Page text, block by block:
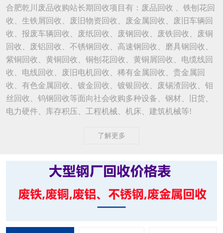
合肥乾川废品收购站长期回收项目有：废品回收 、铁刨花回
收、生铁屑回收、废旧物资回收、废金属回收、废旧车辆回
收、报废车辆回收、废纸回收、废钢回收、废铁回收、废铜
回收、废铝回收、不锈钢回收、高速钢回收、磨具钢回收、
紫铜回收、黄铜回收、铜刨花回收、黄铜屑回收、电缆线回
收、电线回收、废旧电机回收、稀有金属回收、贵金属回
收、有色金属回收、镀金回收、镀银回收、废锡渣回收、钼
丝回收、钨钢回收等面向社会收购多种设备、钢材、旧货、
电力硬件、库存积压、工程机械、机床、建筑机械等!
了解更多